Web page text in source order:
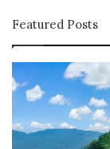
Featured Posts
ழ
மு